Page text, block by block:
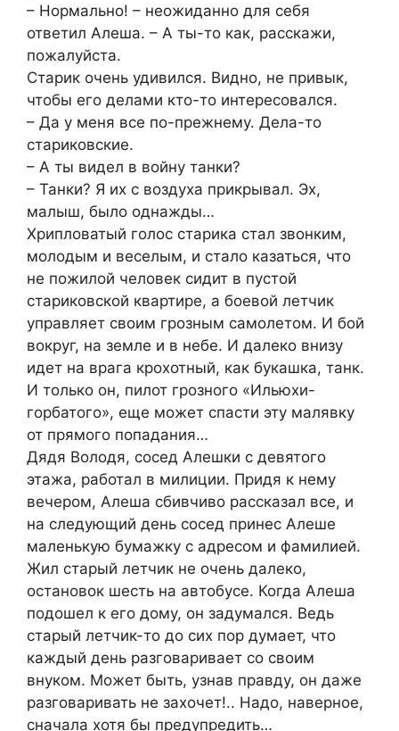
– Нормально! – неожиданно для себя
ответил Алеша. – А ты-то как, расскажи,
пожалуйста.
Старик очень удивился. Видно, не привык,
чтобы его делами кто-то интересовался.
– Да у меня все по-прежнему. Дела-то
стариковские.
– А ты видел в войну танки?
– Танки? Я их с воздуха прикрывал. Эх,
малыш, было однажды…
Хрипловатый голос старика стал звонким,
молодым и веселым, и стало казаться, что
не пожилой человек сидит в пустой
стариковской квартире, а боевой летчик
управляет своим грозным самолетом. И бой
вокруг, на земле и в небе. И далеко внизу
идет на врага крохотный, как букашка, танк.
И только он, пилот грозного «Ильюхи-
горбатого», еще может спасти эту малявку
от прямого попадания…
Дядя Володя, сосед Алешки с девятого
этажа, работал в милиции. Придя к нему
вечером, Алеша сбивчиво рассказал все, и
на следующий день сосед принес Алеше
маленькую бумажку с адресом и фамилией.
Жил старый летчик не очень далеко,
остановок шесть на автобусе. Когда Алеша
подошел к его дому, он задумался. Ведь
старый летчик-то до сих пор думает, что
каждый день разговаривает со своим
внуком. Может быть, узнав правду, он даже
разговаривать не захочет!.. Надо, наверное,
сначала хотя бы предупредить…